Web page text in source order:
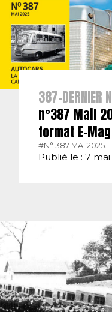
387-DERNIER
n°387 Mail
format E-Mag
#N° 387 MAI 2025.
Publié le : 7 mai